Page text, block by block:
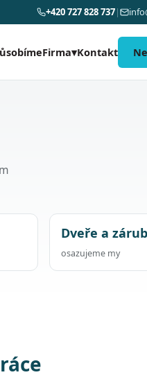
+420 727 828 737|
Firma▾Kontakt
Dveře a
osazujeme my